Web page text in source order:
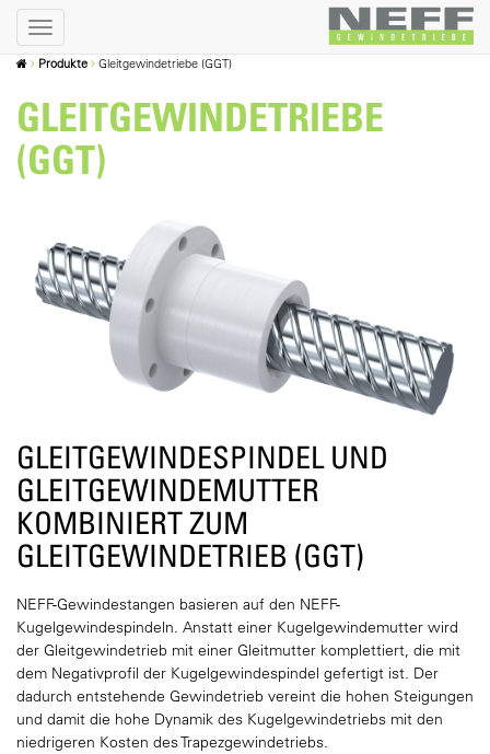
Produkte Gleitgewindetriebe (GGT)
GLEITGEWINDETRIEBE
(GGT)
GLEITGEWINDESPINDEL UND
GLEITGEWINDEMUTTER
KOMBINIERT ZUM
GLEITGEWINDETRIEB (GGT)
NEFF-Gewindestangen basieren auf den NEFF-
Kugelgewindespindeln. Anstatt einer Kugelgewindemutter wird
der Gleitgewindetrieb mit einer Gleitmutter komplettiert, die mit
dem Negativprofil der Kugelgewindespindel gefertigt ist. Der
dadurch entstehende Gewindetrieb vereint die hohen Steigungen
und damit die hohe Dynamik des Kugelgewindetriebs mit den
niedrigeren Kosten des Trapezgewindetriebs.